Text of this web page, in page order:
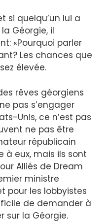
si quelqu’un lui a
Géorgie, il
«Pourquoi parler
Les chances que
élevée.
rêves géorgiens
pas s’engager
Unis, ce n’est pas
ne pas être
républicain
à eux, mais ils sont
Alliés de Dream
ministre
pour les lobbyistes
de demander à
sur la Géorgie.